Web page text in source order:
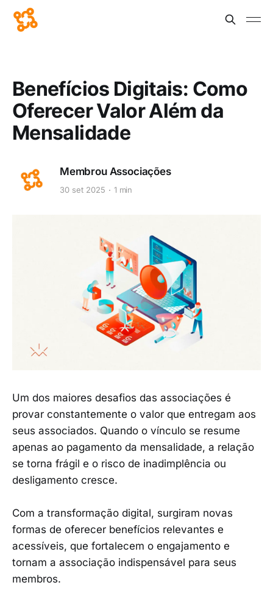
Benefícios Digitais: Como
Oferecer Valor Além da
Mensalidade
Membrou Associações
30 set 2025 1 min
Um dos maiores desafios das associações é
provar constantemente o valor que entregam aos
seus associados. Quando o vínculo se resume
apenas ao pagamento da mensalidade, a relação
se torna frágil e o risco de inadimplência ou
desligamento cresce.
Com a transformação digital, surgiram novas
formas de oferecer benefícios relevantes e
acessíveis, que fortalecem o engajamento e
tornam a associação indispensável para seus
membros.